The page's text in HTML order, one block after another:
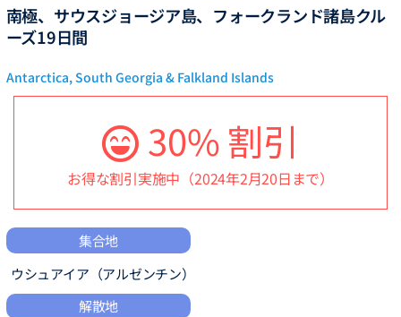
南極、サウスジョージア島、フォークランド諸島クル
ーズ19日間
Antarctica, South Georgia & Falkland Islands
30% 割引
お得な割引実施中（2024年2月20日まで）
集合地
ウシュアイア（アルゼンチン）
解散地